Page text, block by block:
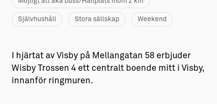
Självhushåll Stora sällskap Weekend
I hjärtat av Visby på Mellangatan 58 erbjuder
Wisby Trossen 4 ett centralt boende mitt i Visby,
innanför ringmuren.